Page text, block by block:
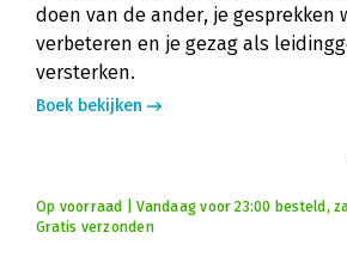
doen van de ander, je gesprekken
verbeteren en je gezag als
versterken.
Boek bekijken
Op voorraad | Vandaag voor 23:00 besteld,
Gratis verzonden